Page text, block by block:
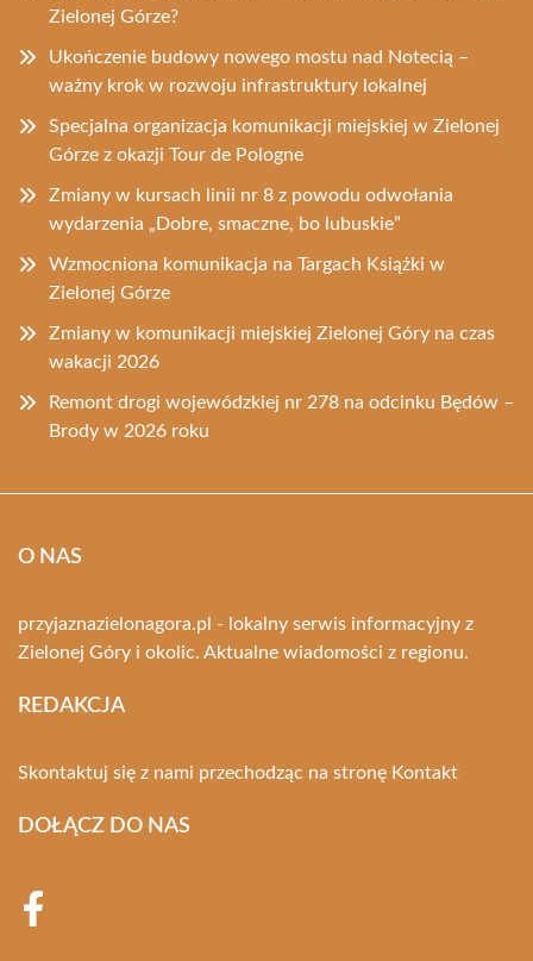
Zielonej Górze?
Ukończenie budowy nowego mostu nad Notecią –
ważny krok w rozwoju infrastruktury lokalnej
Specjalna organizacja komunikacji miejskiej w Zielonej
Górze z okazji Tour de Pologne
Zmiany w kursach linii nr 8 z powodu odwołania
wydarzenia „Dobre, smaczne, bo lubuskie”
Wzmocniona komunikacja na Targach Książki w
Zielonej Górze
Zmiany w komunikacji miejskiej Zielonej Góry na czas
wakacji 2026
Remont drogi wojewódzkiej nr 278 na odcinku Będów –
Brody w 2026 roku
O NAS
przyjaznazielonagora.pl - lokalny serwis informacyjny z
Zielonej Góry i okolic. Aktualne wiadomości z regionu.
REDAKCJA
Skontaktuj się z nami przechodząc na stronę Kontakt
DOŁĄCZ DO NAS